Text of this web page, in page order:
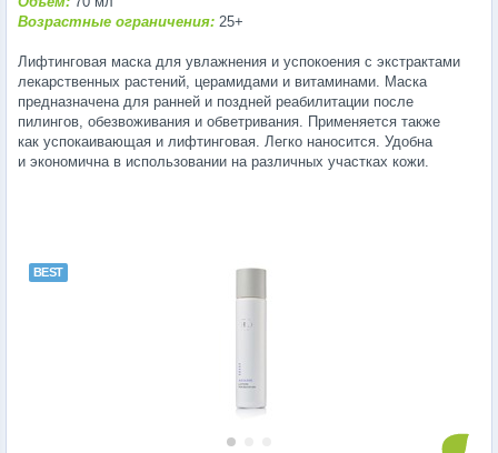
Возрастные ограничения: 25+
Лифтинговая маска для увлажнения и успокоения с экстрактами
лекарственных растений, церамидами и витаминами. Маска
предназначена для ранней и поздней реабилитации после
пилингов, обезвоживания и обветривания. Применяется также
как успокаивающая и лифтинговая. Легко наносится. Удобна
и экономична в использовании на различных участках кожи.